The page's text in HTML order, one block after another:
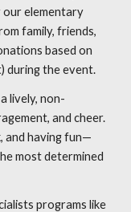
our elementary
family, friends,
based on
during the event.
lively, non-
and cheer.
and having fun—
most determined
programs like